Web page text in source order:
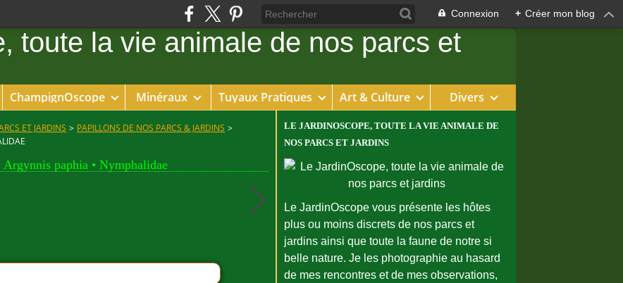
Connexion + Créer mon blog
ChampignOscope Minéraux Tuyaux Pratiques Art & Culture Divers
ET JARDINS > PAPILLONS DE NOS PARCS & JARDINS >
Argynnis paphia • Nymphalidae
LE JARDINOSCOPE, TOUTE LA VIE ANIMALE DE
NOS PARCS ET JARDINS
Le JardinOscope vous présente les hôtes
plus ou moins discrets de nos parcs et
jardins ainsi que toute la faune de notre si
belle nature. Je les photographie au hasard
de mes rencontres et de mes observations,